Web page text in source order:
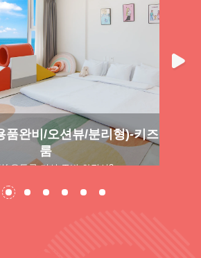
품완비/오션뷰/분리형)-키즈
룸
/ 온돌룸 거실 주방 화장실2